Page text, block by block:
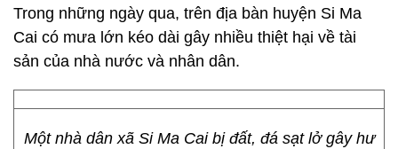
Trong những ngày qua, trên địa bàn huyện Si Ma
Cai có mưa lớn kéo dài gây nhiều thiệt hại về tài
sản của nhà nước và nhân dân.
Một nhà dân xã Si Ma Cai bị đất, đá sạt lở gây hư